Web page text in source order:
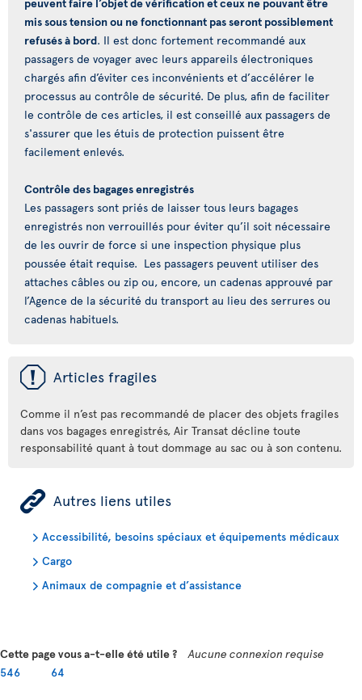
mis sous tension ou ne fonctionnant pas seront possiblement
refusés à bord. Il est donc fortement recommandé aux
passagers de voyager avec leurs appareils électroniques
chargés afin d’éviter ces inconvénients et d’accélérer le
processus au contrôle de sécurité. De plus, afin de faciliter
le contrôle de ces articles, il est conseillé aux passagers de
s'assurer que les étuis de protection puissent être
facilement enlevés.
Contrôle des bagages enregistrés
Les passagers sont priés de laisser tous leurs bagages
enregistrés non verrouillés pour éviter qu’il soit nécessaire
de les ouvrir de force si une inspection physique plus
poussée était requise. Les passagers peuvent utiliser des
attaches câbles ou zip ou, encore, un cadenas approuvé par
l’Agence de la sécurité du transport au lieu des serrures ou
cadenas habituels.
ü Articles fragiles
Comme il n’est pas recommandé de placer des objets fragiles
dans vos bagages enregistrés, Air Transat décline toute
responsabilité quant à tout dommage au sac ou à son contenu.
ÿ Autres liens utiles
Accessibilité, besoins spéciaux et équipements médicaux
Cargo
Animaux de compagnie et d’assistance
Cette page vous a-t-elle été utile ?
Aucune connexion requise
546
64